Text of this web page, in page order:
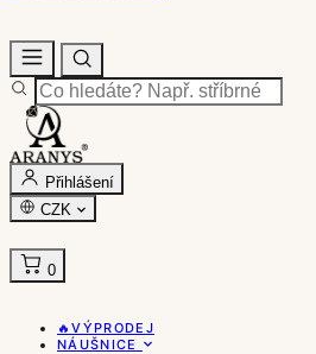
Přihlášení
CZK
0
🔥VÝPRODEJ
NÁUŠNICE